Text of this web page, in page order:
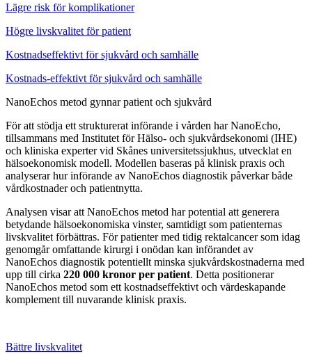
Lägre risk för komplikationer
Högre livskvalitet för patient
Kostnadseffektivt för sjukvård och samhälle
Kostnads-effektivt för sjukvård och samhälle
NanoEchos metod gynnar patient och sjukvård
För att stödja ett strukturerat införande i vården har NanoEcho,
tillsammans med Institutet för Hälso- och sjukvårdsekonomi (IHE)
och kliniska experter vid Skånes universitetssjukhus, utvecklat en
hälsoekonomisk modell. Modellen baseras på klinisk praxis och
analyserar hur införande av NanoEchos diagnostik påverkar både
vårdkostnader och patientnytta.
Analysen visar att NanoEchos metod har potential att generera
betydande hälsoekonomiska vinster, samtidigt som patienternas
livskvalitet förbättras. För patienter med tidig rektalcancer som idag
genomgår omfattande kirurgi i onödan kan införandet av
NanoEchos diagnostik potentiellt minska sjukvårdskostnaderna med
upp till cirka 220 000 kronor per patient. Detta positionerar
NanoEchos metod som ett kostnadseffektivt och värdeskapande
komplement till nuvarande klinisk praxis.
Bättre livskvalitet